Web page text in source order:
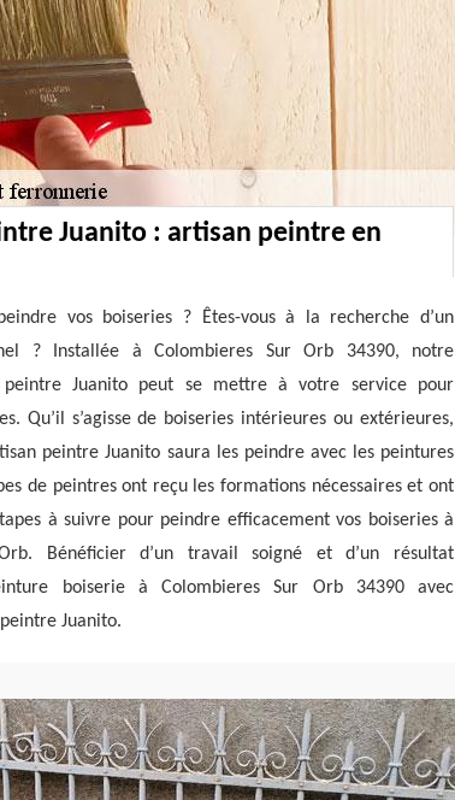
Juanito : artisan peintre en
vos boiseries ? Êtes-vous à la recherche d’un
? Installée à Colombieres Sur Orb 34390, notre
peintre Juanito peut se mettre à votre service pour
Qu’il s’agisse de boiseries intérieures ou extérieures,
peintre Juanito saura les peindre avec les peintures
de peintres ont reçu les formations nécessaires et ont
à suivre pour peindre efficacement vos boiseries à
Bénéficier d’un travail soigné et d’un résultat
boiserie à Colombieres Sur Orb 34390 avec
Juanito.